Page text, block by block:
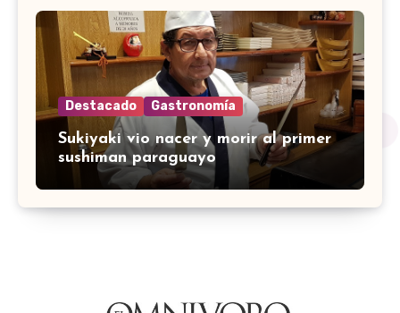
Destacado Gastronomía
Sukiyaki vio nacer y morir al primer
sushiman paraguayo